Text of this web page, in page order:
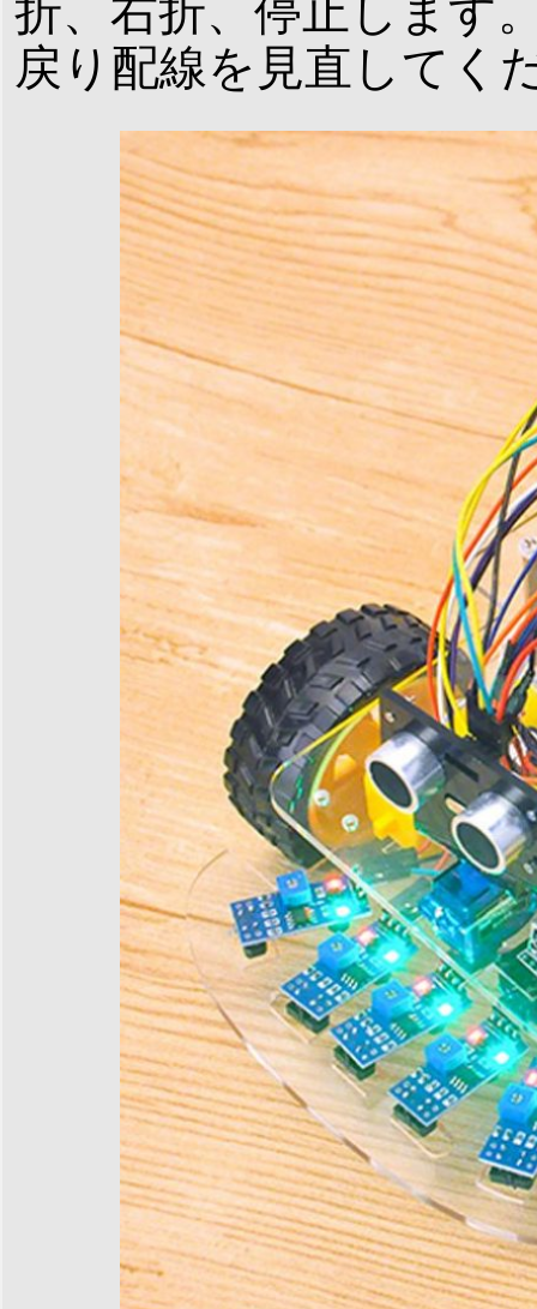
折、右折、停止します
戻り配線を見直してく